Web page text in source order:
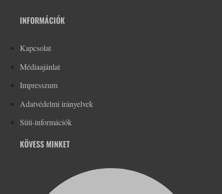
INFORMÁCIÓK
Kapcsolat
Médiaajánlat
Impresszum
Adatvédelmi irányelvek
Süti-információk
KÖVESS MINKET